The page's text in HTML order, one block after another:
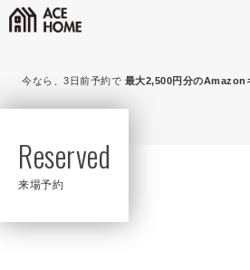
今なら、3日前予約で 最大2,500円分のAmazon
Reserved
来場予約